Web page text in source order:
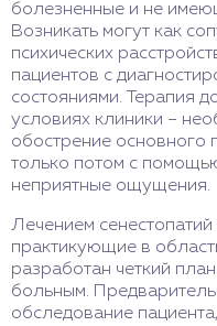
болезненные и не
Возникать могут как
психических
пациентов с
состояниями. Терапия
условиях клиники –
обострение основного
только потом с
неприятные ощущения.
Лечением
практикующие в
разработан четкий
больным.
обследование